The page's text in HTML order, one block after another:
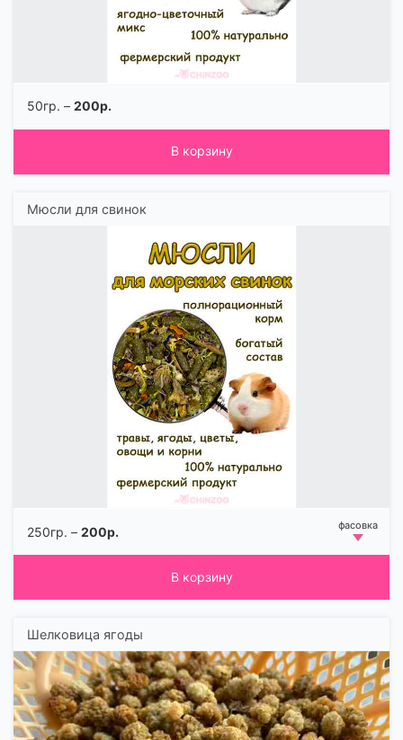
50гр. – 200р.
В корзину
Мюсли для свинок
250гр. – 200р.
В корзину
Шелковица ягоды